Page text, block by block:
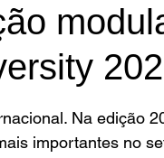
Na edição
importantes no